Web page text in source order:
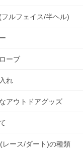
ルフェイス/半ヘル)
ーブ
れ
アウトドアグッズ
レース/ダート)の種類